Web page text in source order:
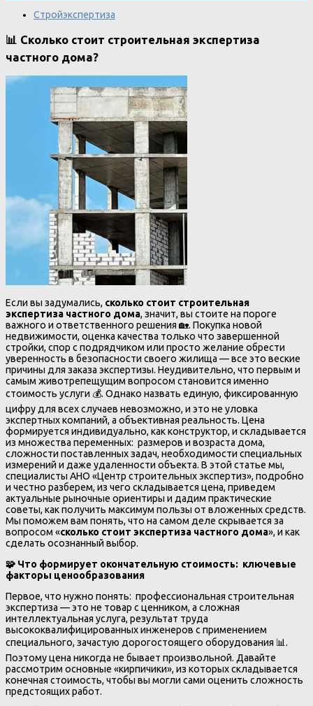
Стройэкспертиза
📊 Сколько стоит строительная экспертиза
частного дома?
Если вы задумались, сколько стоит строительная
экспертиза частного дома, значит, вы стоите на пороге
важного и ответственного решения 🏡. Покупка новой
недвижимости, оценка качества только что завершенной
стройки, спор с подрядчиком или просто желание обрести
уверенность в безопасности своего жилища — все это веские
причины для заказа экспертизы. Неудивительно, что первым и
самым животрепещущим вопросом становится именно
стоимость услуги 💰. Однако назвать единую, фиксированную
цифру для всех случаев невозможно, и это не уловка
экспертных компаний, а объективная реальность. Цена
формируется индивидуально, как конструктор, и складывается
из множества переменных: размеров и возраста дома,
сложности поставленных задач, необходимости специальных
измерений и даже удаленности объекта. В этой статье мы,
специалисты АНО «Центр строительных экспертиз», подробно
и честно разберем, из чего складывается цена, приведем
актуальные рыночные ориентиры и дадим практические
советы, как получить максимум пользы от вложенных средств.
Мы поможем вам понять, что на самом деле скрывается за
вопросом «сколько стоит экспертиза частного дома», и как
сделать осознанный выбор.
🧩 Что формирует окончательную стоимость: ключевые
факторы ценообразования
Первое, что нужно понять: профессиональная строительная
экспертиза — это не товар с ценником, а сложная
интеллектуальная услуга, результат труда
высококвалифицированных инженеров с применением
специального, зачастую дорогостоящего оборудования 📊.
Поэтому цена никогда не бывает произвольной. Давайте
рассмотрим основные «кирпичики», из которых складывается
конечная стоимость, чтобы вы могли сами оценить сложность
предстоящих работ.